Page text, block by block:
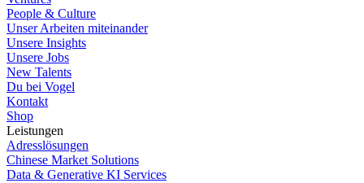
People & Culture
Unser Arbeiten miteinander
Unsere Insights
Unsere Jobs
New Talents
Du bei Vogel
Kontakt
Shop
Leistungen
Adresslösungen
Chinese Market Solutions
Data & Generative KI Services